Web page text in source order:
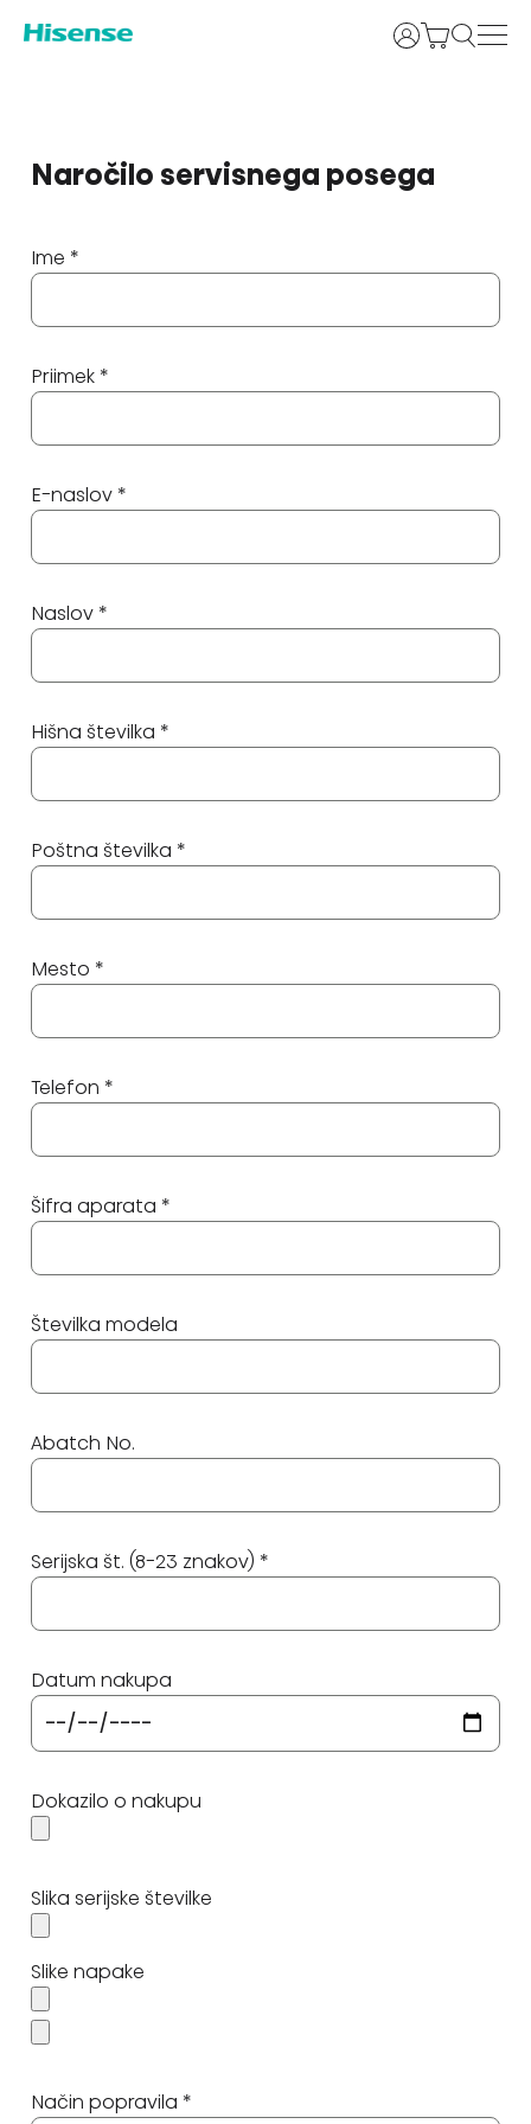
Prijava
Naročilo servisnega posega
Ime *
Priimek *
E-naslov *
Naslov *
Hišna številka *
Poštna številka *
Mesto *
Telefon *
Šifra aparata *
Številka modela
Abatch No.
Serijska št. (8-23 znakov) *
Datum nakupa
Dokazilo o nakupu
Slika serijske številke
Slike napake
Način popravila *